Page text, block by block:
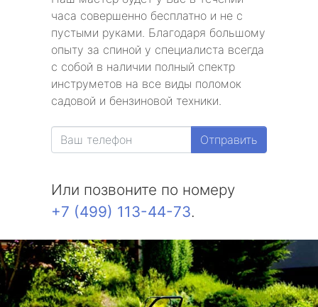
часа совершенно бесплатно и не с
пустыми руками. Благодаря большому
опыту за спиной у специалиста всегда
с собой в наличии полный спектр
инструметов на все виды поломок
садовой и бензиновой техники.
Отправить
Или позвоните по номеру
+7 (499) 113-44-73.